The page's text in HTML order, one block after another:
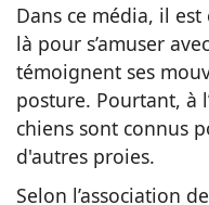
Dans ce média, il
là pour s’amuser
témoignent ses
posture. Pourtant, à
chiens sont connus
d'autres proies.
Selon l’association